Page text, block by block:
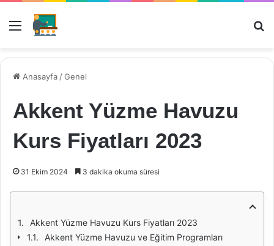
Menü
Anasayfa /Genel
Akkent Yüzme Havuzu
Kurs Fiyatları 2023
31 Ekim 2024 3 dakika okuma süresi
Akkent Yüzme Havuzu Kurs Fiyatları 2023
Akkent Yüzme Havuzu ve Eğitim Programları